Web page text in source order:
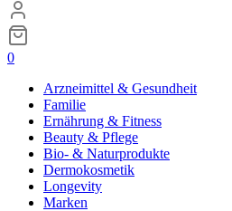
0
Arzneimittel & Gesundheit
Familie
Ernährung & Fitness
Beauty & Pflege
Bio- & Naturprodukte
Dermokosmetik
Longevity
Marken